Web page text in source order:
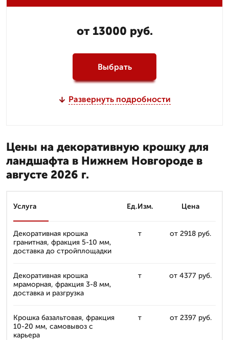
от 13000 руб.
Выбрать
Развернуть подробности
Цены на декоративную крошку для
ландшафта в Нижнем Новгороде в
августе 2026 г.
Услуга Ед.Изм. Цена
Декоративная крошка
гранитная, фракция 5-10 мм,
доставка до стройплощадки
т от 2918 руб.
Декоративная крошка
мраморная, фракция 3-8 мм,
доставка и разгрузка
т от 4377 руб.
Крошка базальтовая, фракция
10-20 мм, самовывоз с
карьера
т от 2397 руб.